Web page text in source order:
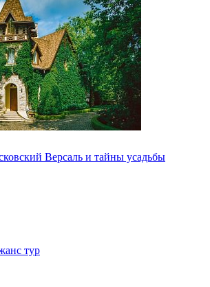
Версаль и тайны усадьбы
тур